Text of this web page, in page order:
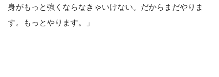
身がもっと強くならなきゃいけない。だからまだやりま
す。もっとやります。」